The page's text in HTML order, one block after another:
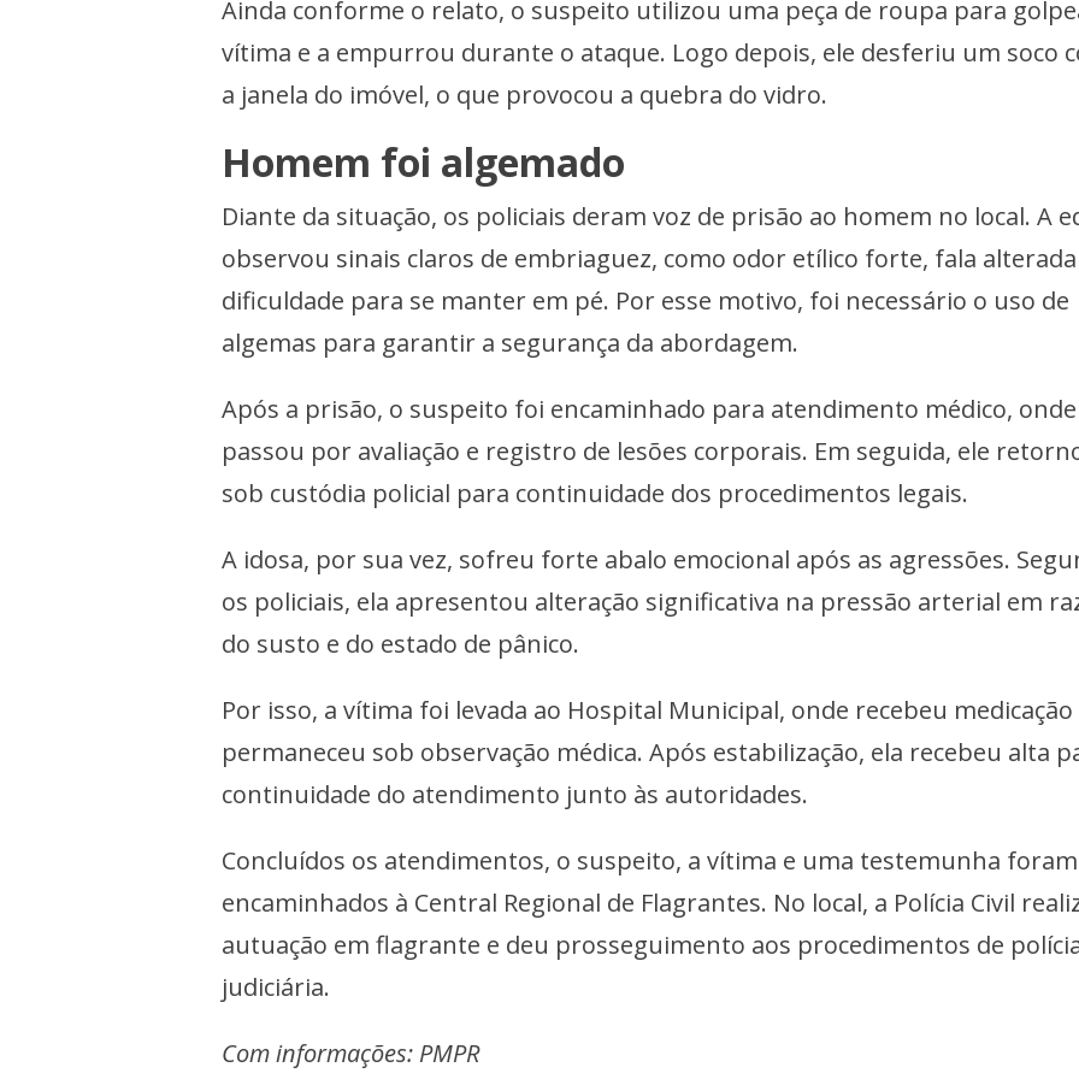
Ainda conforme o relato, o suspeito utilizou uma peça de roupa para
vítima e a empurrou durante o ataque. Logo depois, ele desferiu um soco
a janela do imóvel, o que provocou a quebra do vidro.
Homem foi algemado
Diante da situação, os policiais deram voz de prisão ao homem no local. A
observou sinais claros de embriaguez, como odor etílico forte, fala
dificuldade para se manter em pé. Por esse motivo, foi necessário o uso de
algemas para garantir a segurança da abordagem.
Após a prisão, o suspeito foi encaminhado para atendimento médico, onde
passou por avaliação e registro de lesões corporais. Em seguida, ele
sob custódia policial para continuidade dos procedimentos legais.
A idosa, por sua vez, sofreu forte abalo emocional após as agressões.
os policiais, ela apresentou alteração significativa na pressão arterial em
do susto e do estado de pânico.
Por isso, a vítima foi levada ao Hospital Municipal, onde recebeu medicação
permaneceu sob observação médica. Após estabilização, ela recebeu alta
continuidade do atendimento junto às autoridades.
Concluídos os atendimentos, o suspeito, a vítima e uma testemunha foram
encaminhados à Central Regional de Flagrantes. No local, a Polícia Civil
autuação em flagrante e deu prosseguimento aos procedimentos de
judiciária.
Com informações: PMPR